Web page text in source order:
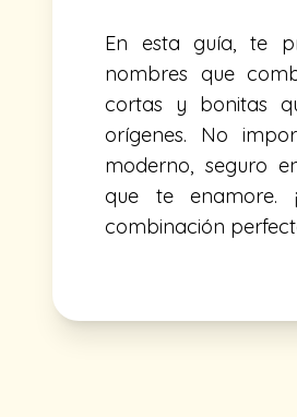
En esta guía, te
nombres que
cortas y bonitas
orígenes. No
moderno, seguro
que te enamore.
combinación